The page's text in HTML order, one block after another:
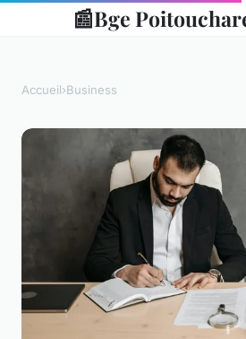
📰Bge
Accueil›Business